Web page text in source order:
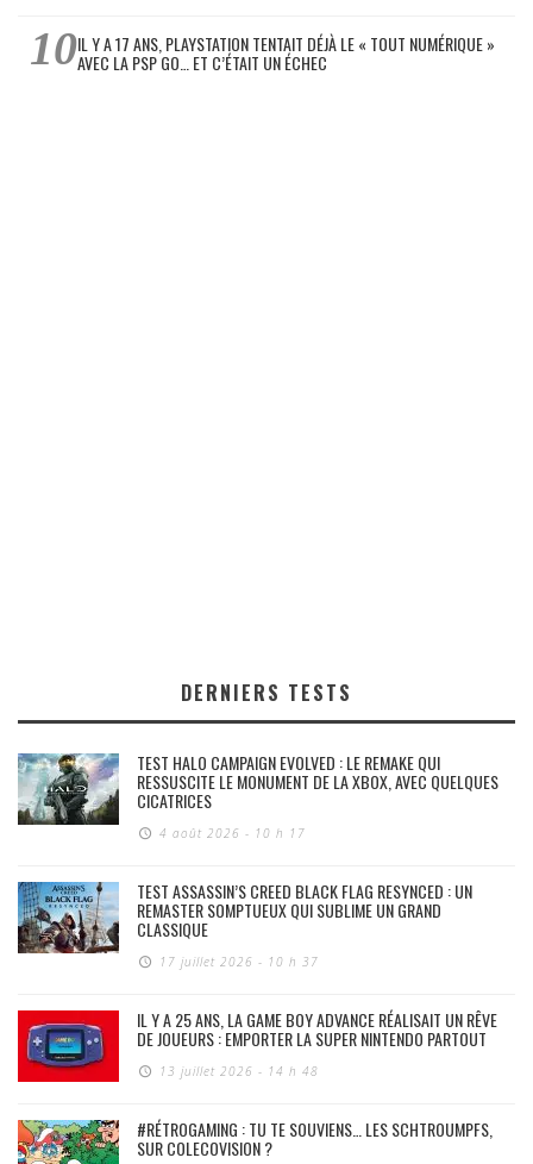
IL Y A 17 ANS, PLAYSTATION TENTAIT DÉJÀ LE « TOUT NUMÉRIQUE »
AVEC LA PSP GO… ET C’ÉTAIT UN ÉCHEC
DERNIERS TESTS
TEST HALO CAMPAIGN EVOLVED : LE REMAKE QUI
RESSUSCITE LE MONUMENT DE LA XBOX, AVEC QUELQUES
CICATRICES
4 août 2026 - 10 h 17
TEST ASSASSIN’S CREED BLACK FLAG RESYNCED : UN
REMASTER SOMPTUEUX QUI SUBLIME UN GRAND
CLASSIQUE
17 juillet 2026 - 10 h 37
IL Y A 25 ANS, LA GAME BOY ADVANCE RÉALISAIT UN RÊVE
DE JOUEURS : EMPORTER LA SUPER NINTENDO PARTOUT
13 juillet 2026 - 14 h 48
#RÉTROGAMING : TU TE SOUVIENS… LES SCHTROUMPFS,
SUR COLECOVISION ?